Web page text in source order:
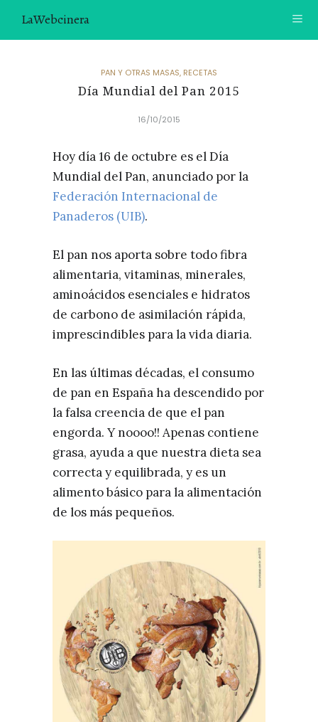
LaWebcinera
VIDEORECETAS
SOBRE MÍ
¿TE GUSTARÍA UNIRTE A NUESTRA AVENTURA GASTRON
ÓMICA?
ÚNETE A LA NEWSLETTER
RECOMENDACIONES
PAN Y OTRAS MASAS, RECETAS
Día Mundial del Pan 2015
16/10/2015
Hoy día 16 de octubre es el Día
Mundial del Pan, anunciado por la
Federación Internacional de
Panaderos (UIB).
El pan nos aporta sobre todo fibra
alimentaria, vitaminas, minerales,
aminoácidos esenciales e hidratos
de carbono de asimilación rápida,
imprescindibles para la vida diaria.
En las últimas décadas, el consumo
de pan en España ha descendido por
la falsa creencia de que el pan
engorda. Y noooo!! Apenas contiene
grasa, ayuda a que nuestra dieta sea
correcta y equilibrada, y es un
alimento básico para la alimentación
de los más pequeños.